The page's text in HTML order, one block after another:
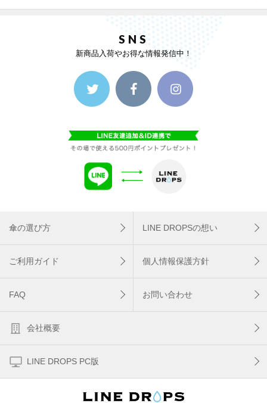
SNS
新商品入荷やお得な情報発信中！
傘の選び方 LINE DROPSの想い
ご利用ガイド 個人情報保護方針
FAQ お問い合わせ
会社概要
LINE DROPS PC版